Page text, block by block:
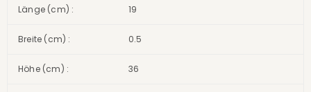
Länge (cm) : 19
Breite (cm) : 0.5
Höhe (cm) : 36